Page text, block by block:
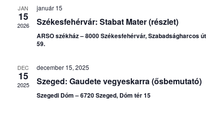
JAN
15
2026
január 15
Székesfehérvár: Stabat Mater (részlet)
ARSO székház – 8000 Székesfehérvár, Szabadságharcos út
59.
DEC
15
2025
december 15, 2025
Szeged: Gaudete vegyeskarra (ősbemutató)
Szegedi Dóm – 6720 Szeged, Dóm tér 15